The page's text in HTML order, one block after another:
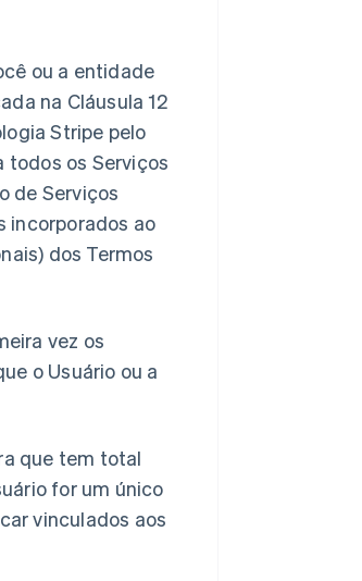
ou a entidade
na Cláusula 12
Stripe pelo
todos os Serviços
de Serviços
incorporados ao
dos Termos
vez os
o Usuário ou a
que tem total
for um único
vinculados aos